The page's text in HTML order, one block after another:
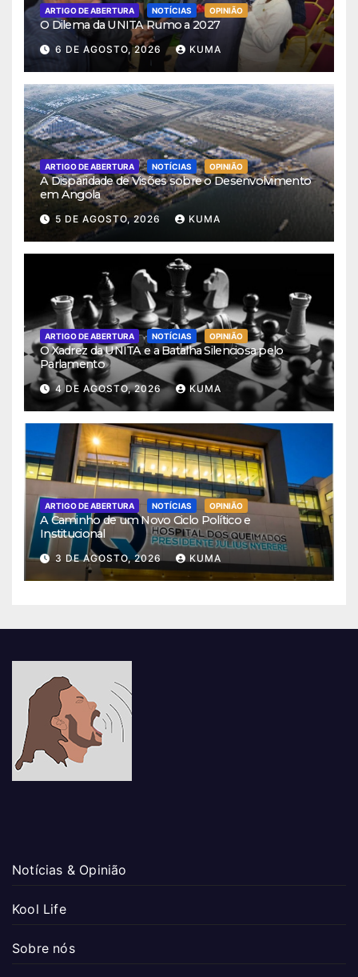
ARTIGO DE ABERTURA NOTÍCIAS OPINIÃO
O Dilema da UNITA Rumo a 2027
6 DE AGOSTO, 2026 KUMA
ARTIGO DE ABERTURA NOTÍCIAS OPINIÃO
A Disparidade de Visões sobre o Desenvolvimento
em Angola
5 DE AGOSTO, 2026 KUMA
ARTIGO DE ABERTURA NOTÍCIAS OPINIÃO
O Xadrez da UNITA e a Batalha Silenciosa pelo
Parlamento
4 DE AGOSTO, 2026 KUMA
ARTIGO DE ABERTURA NOTÍCIAS OPINIÃO
A Caminho de um Novo Ciclo Político e
Institucional
3 DE AGOSTO, 2026 KUMA
Notícias & Opinião
Kool Life
Sobre nós